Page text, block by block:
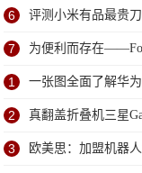
研
6 评测小米有品最贵
7 为便利而存在
1 一张图全面了解华
2 真翻盖折叠机三星
3 欧美思：加盟机器